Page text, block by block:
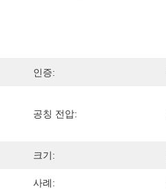
인증:
공칭 전압:
크기:
사례: